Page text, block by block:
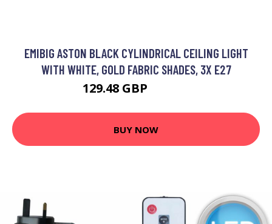
EMIBIG ASTON BLACK CYLINDRICAL CEILING LIGHT
WITH WHITE, GOLD FABRIC SHADES, 3X E27
129.48 GBP
BUY NOW